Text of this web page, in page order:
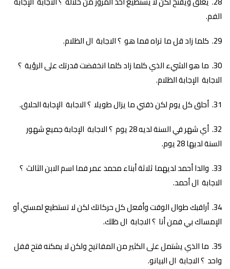
الفم.
كلما زاد قل ما تراه فما هو ؟ الاجابة ال الظلام.
ما هو الشيء الذي كلما زاد كلما انخفضت قدرتك على الرؤية ؟
الاجابة الإجابة الظلام.
أحلق كل يوم لكن ذقني ما يزال طويلا ؟ الاجابة الإجابة الحلاق.
أي شهر في السنة لديه 28 يوم ؟ الاجابة الإجابة جميع شهور
السنة لديها 28 يوم.
والدا أحمد لديهما ثلاثة أبناء محمد عمر فما اسم الابن الثالث ؟
الاجابة ال أحمد.
أراقبك طوال الوقت وأفعل كل حركاتك لكن لا تستطيع لمسني أو
الإمساك بي فمن أنا ؟ الاجابة ال ظلك.
ما الذي يشتمل على الكثير من المفاتيح ولكن لا يمكنه فتح قفل
واحد ؟ الاجابة ال البيانو.